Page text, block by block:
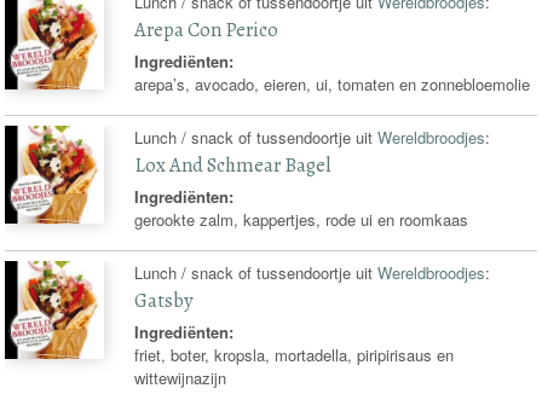
Arepa Con Perico
Ingrediënten:
arepa’s, avocado, eieren, ui, tomaten en zonnebloemolie
Lunch / snack of tussendoortje uitWereldbroodjes:
Lox And Schmear Bagel
Ingrediënten:
gerookte zalm, kappertjes, rode ui en roomkaas
Lunch / snack of tussendoortje uitWereldbroodjes:
Gatsby
Ingrediënten:
friet, boter, kropsla, mortadella, piripirisaus en
wittewijnazijn